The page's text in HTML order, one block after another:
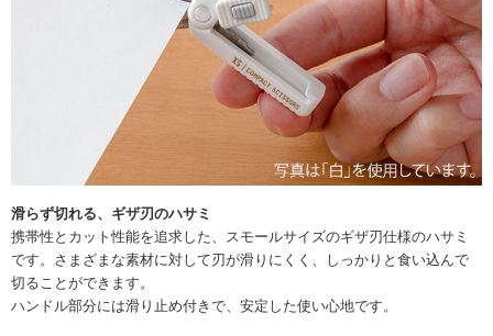
滑らず切れる、ギザ刃のハサミ
携帯性とカット性能を追求した、スモールサイズのギザ刃仕様のハサミ
です。さまざまな素材に対して刃が滑りにくく、しっかりと食い込んで
切ることができます。
ハンドル部分には滑り止め付きで、安定した使い心地です。